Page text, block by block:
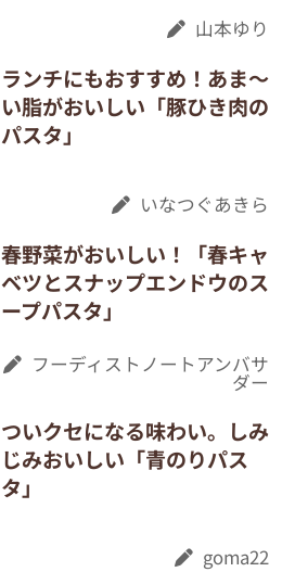
山本ゆり
ランチにもおすすめ！あま～
い脂がおいしい「豚ひき肉の
パスタ」
いなつぐあきら
春野菜がおいしい！「春キャ
ベツとスナップエンドウのス
ープパスタ」
フーディストノートアンバサ
ダー
ついクセになる味わい。しみ
じみおいしい「青のりパス
タ」
goma22